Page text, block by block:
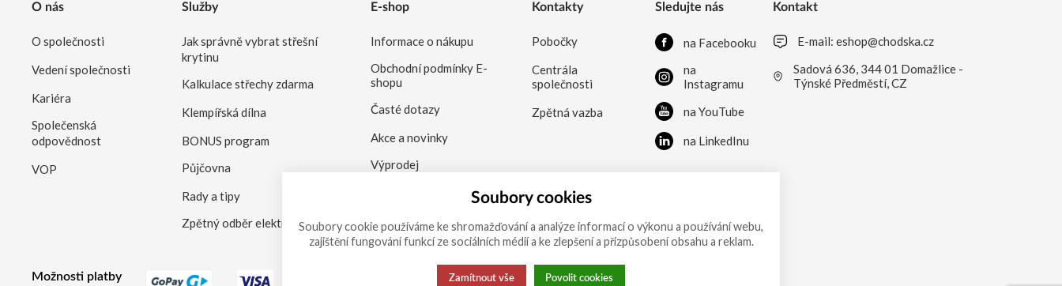
O nás
O společnosti
Vedení společnosti
Kariéra
Společenská
odpovědnost
VOP
Služby
Jak správně vybrat střešní
krytinu
Kalkulace střechy zdarma
Klempířská dílna
BONUS program
Půjčovna
Rady a tipy
Zpětný odběr elektrozařízení
E-shop
Informace o nákupu
Obchodní podmínky E-
shopu
Časté dotazy
Akce a novinky
Výprodej
Kontakty
Pobočky
Centrála
společnosti
Zpětná vazba
Sledujte nás
na Facebooku
na
Instagramu
na YouTube
na LinkedInu
Kontakt
E-mail:eshop@chodska.cz
Sadová 636, 344 01 Domažlice -
Týnské Předměstí, CZ
Možnosti platby
Soubory cookies
Soubory cookie používáme ke shromažďování a analýze informací o výkonu a používání webu,
zajištění fungování funkcí ze sociálních médií a ke zlepšení a přizpůsobení obsahu a reklam.
Zamítnout vše Povolit cookies